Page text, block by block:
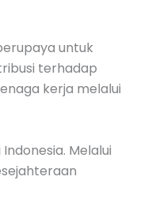
untuk
terhadap
kerja melalui
Melalui